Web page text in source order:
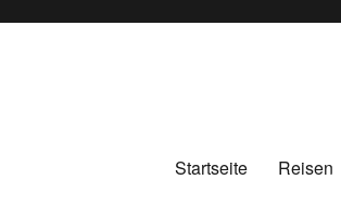
Startseite Reisen